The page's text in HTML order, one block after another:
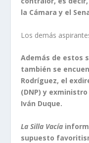
la Cámara y el
Los demás
Además de estos
también se
Rodríguez, el
(DNP) y
Iván Duque.
La Silla Vacía
supuesto